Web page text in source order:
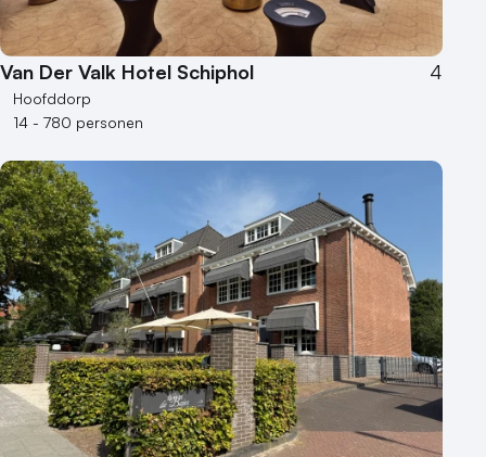
Van Der Valk Hotel Schiphol 4
Hoofddorp
14 - 780 personen